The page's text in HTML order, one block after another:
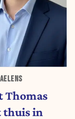
Thomas
thuis in